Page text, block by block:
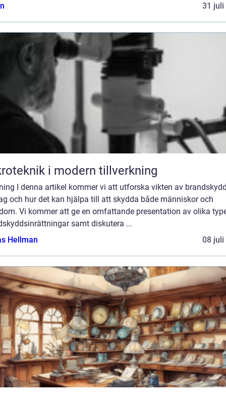
31 juli
i modern tillverkning
I denna artikel kommer vi att utforska vikten av
och hur det kan hjälpa till att skydda både människor och
Vi kommer att ge en omfattande presentation av olika
samt diskutera ...
Hellman
08 juli